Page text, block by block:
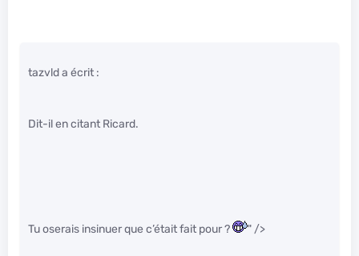
tazvld a écrit :
Dit-il en citant Ricard.
Tu oserais insinuer que c’était fait pour ? " />